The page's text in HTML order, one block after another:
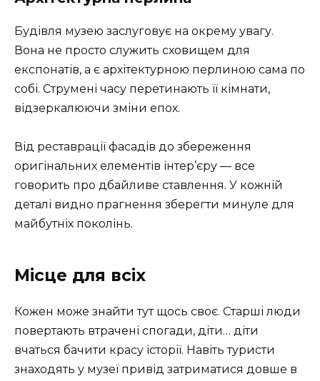
Будівля музею заслуговує на окрему увагу.
Вона не просто служить сховищем для
експонатів, а є архітектурною перлиною сама по
собі. Струмені часу перетинають її кімнати,
відзеркалюючи зміни епох.
Від реставрації фасадів до збереження
оригінальних елементів інтер’єру — все
говорить про дбайливе ставлення. У кожній
деталі видно прагнення зберегти минуле для
майбутніх поколінь.
Місце для всіх
Кожен може знайти тут щось своє. Старші люди
повертають втрачені спогади, діти… діти
вчаться бачити красу історії. Навіть туристи
знаходять у музеї привід затриматися довше в